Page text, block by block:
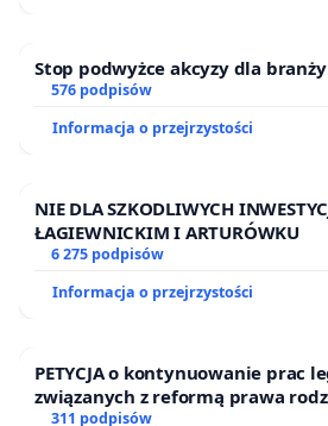
(podpisy poniżej)
Stop podwyżce akcyzy dla
576 podpisów
Informacja o przejrzystości
NIE DLA SZKODLIWYCH
ŁAGIEWNICKIM I ARTURÓWKU
6 275 podpisów
Informacja o przejrzystości
PETYCJA o kontynuowanie prac
związanych z reformą prawa
311 podpisów